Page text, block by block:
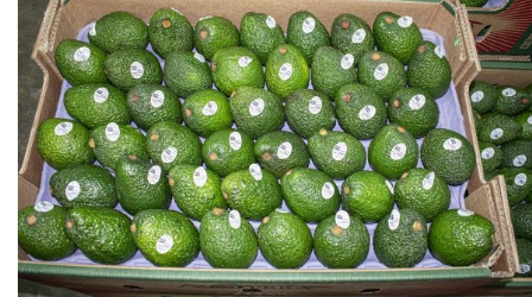
enfrentar
enemigo
oculto
que
afecta
a
palta
peruana